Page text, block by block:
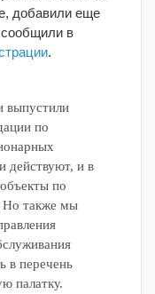
добавили еще
в
.
выпустили
по
действуют, и в
по
Но также мы
в перечень
палатку.